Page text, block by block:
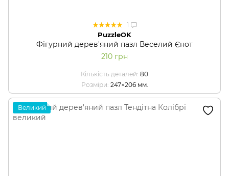
1
PuzzleOK
Фігурний дерев'яний пазл Веселий Єнот
210 грн
Кількість деталей 80
Розміри 247×206 мм.
Великий